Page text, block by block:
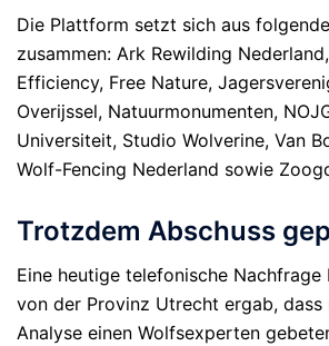
Die Plattform setzt sich aus
zusammen: Ark Rewilding
Efficiency, Free Nature,
Overijssel, Natuurmonumenten,
Universiteit, Studio Wolverine, Van
Wolf-Fencing Nederland sowie
Trotzdem Abschuss
Eine heutige telefonische Nachfrage
von der Provinz Utrecht ergab,
Analyse einen Wolfsexperten